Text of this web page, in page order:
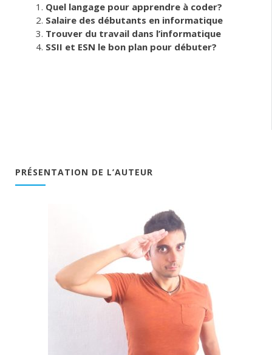
Quel langage pour apprendre à coder?
Salaire des débutants en informatique
Trouver du travail dans l’informatique
SSII et ESN le bon plan pour débuter?
PRÉSENTATION DE L’AUTEUR